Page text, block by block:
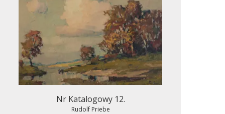
Nr Katalogowy 12.
Rudolf Priebe